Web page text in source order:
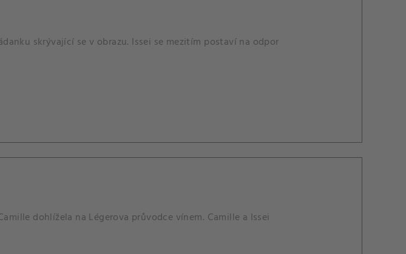
skrývající se v obrazu. Issei se mezitím postaví na odpor
dohlížela na Légerova průvodce vínem. Camille a Issei